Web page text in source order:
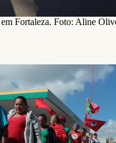
Fortaleza. Foto: Aline